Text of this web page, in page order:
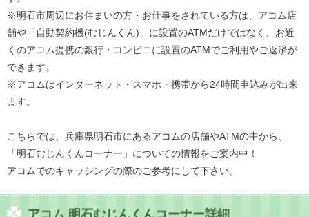
※明石市周辺にお住まいの方・お仕事をされている方は、アコム店
舗や「自動契約機(むじんくん)」に設置のATMだけではなく、お近
くのアコム提携の銀行・コンビニに設置のATMでご利用やご返済が
できます。
※アコムはインターネット・スマホ・携帯から24時間申込みが出来
ます。
こちらでは、兵庫県明石市にあるアコムの店舗やATMの中から、
「明石むじんくんコーナー」についての情報をご案内中！
アコムでのキャッシングの際のご参考にして下さい。